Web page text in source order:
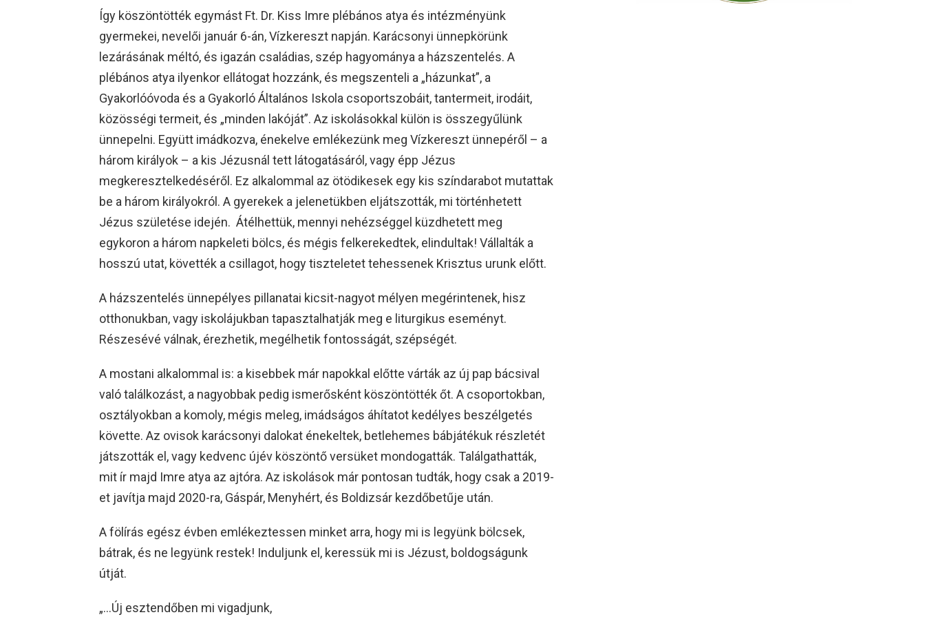
Így köszöntötték egymást Ft. Dr. Kiss Imre plébános atya és intézményünk
gyermekei, nevelői január 6-án, Vízkereszt napján. Karácsonyi ünnepkörünk
lezárásának méltó, és igazán családias, szép hagyománya a házszentelés. A
plébános atya ilyenkor ellátogat hozzánk, és megszenteli a „házunkat”, a
Gyakorlóóvoda és a Gyakorló Általános Iskola csoportszobáit, tantermeit, irodáit,
közösségi termeit, és „minden lakóját”. Az iskolásokkal külön is összegyűlünk
ünnepelni. Együtt imádkozva, énekelve emlékezünk meg Vízkereszt ünnepéről – a
három királyok – a kis Jézusnál tett látogatásáról, vagy épp Jézus
megkeresztelkedéséről. Ez alkalommal az ötödikesek egy kis színdarabot mutattak
be a három királyokról. A gyerekek a jelenetükben eljátszották, mi történhetett
Jézus születése idején. Átélhettük, mennyi nehézséggel küzdhetett meg
egykoron a három napkeleti bölcs, és mégis felkerekedtek, elindultak! Vállalták a
hosszú utat, követték a csillagot, hogy tiszteletet tehessenek Krisztus urunk előtt.
A házszentelés ünnepélyes pillanatai kicsit-nagyot mélyen megérintenek, hisz
otthonukban, vagy iskolájukban tapasztalhatják meg e liturgikus eseményt.
Részesévé válnak, érezhetik, megélhetik fontosságát, szépségét.
A mostani alkalommal is: a kisebbek már napokkal előtte várták az új pap bácsival
való találkozást, a nagyobbak pedig ismerősként köszöntötték őt. A csoportokban,
osztályokban a komoly, mégis meleg, imádságos áhítatot kedélyes beszélgetés
követte. Az ovisok karácsonyi dalokat énekeltek, betlehemes bábjátékuk részletét
játszották el, vagy kedvenc újév köszöntő versüket mondogatták. Találgathatták,
mit ír majd Imre atya az ajtóra. Az iskolások már pontosan tudták, hogy csak a 2019-
et javítja majd 2020-ra, Gáspár, Menyhért, és Boldizsár kezdőbetűje után.
A fölírás egész évben emlékeztessen minket arra, hogy mi is legyünk bölcsek,
bátrak, és ne legyünk restek! Induljunk el, keressük mi is Jézust, boldogságunk
útját.
„…Új esztendőben mi vigadjunk,